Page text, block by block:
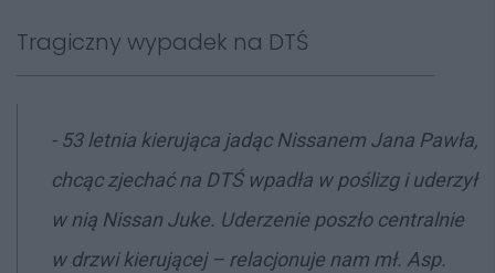
Tragiczny wypadek na DTŚ
- 53 letnia kierująca jadąc Nissanem Jana Pawła,
chcąc zjechać na DTŚ wpadła w poślizg i uderzył
w nią Nissan Juke. Uderzenie poszło centralnie
w drzwi kierującej – relacjonuje nam mł. Asp.